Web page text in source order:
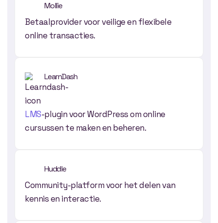
Mollie
Betaalprovider voor veilige en flexibele
online transacties.
LearnDash
LMS-plugin voor WordPress om online
cursussen te maken en beheren.
Huddle
Community-platform voor het delen van
kennis en interactie.